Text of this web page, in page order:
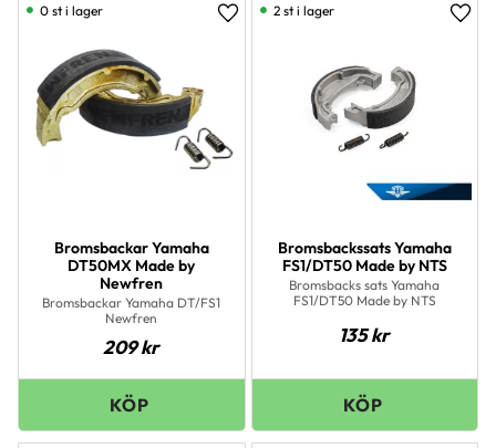
Bromsbackar Yamaha
DT50MX Made by
Newfren
Bromsbackar Yamaha DT/FS1
Newfren
209kr
Lägg till i favoriter
0 st i lager
Bromsbackssats Yamaha
FS1/DT50 Made by NTS
Bromsbacks sats Yamaha
FS1/DT50 Made by NTS
135kr
2 st i lager